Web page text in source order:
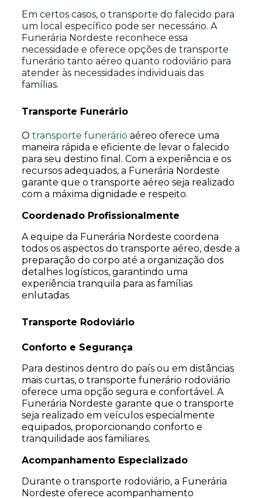
Em certos casos, o transporte do falecido para
um local específico pode ser necessário. A
Funerária Nordeste reconhece essa
necessidade e oferece opções de transporte
funerário tanto aéreo quanto rodoviário para
atender às necessidades individuais das
famílias.
Transporte Funerário
O transporte funerário aéreo oferece uma
maneira rápida e eficiente de levar o falecido
para seu destino final. Com a experiência e os
recursos adequados, a Funerária Nordeste
garante que o transporte aéreo seja realizado
com a máxima dignidade e respeito.
Coordenado Profissionalmente
A equipe da Funerária Nordeste coordena
todos os aspectos do transporte aéreo, desde a
preparação do corpo até a organização dos
detalhes logísticos, garantindo uma
experiência tranquila para as famílias
enlutadas.
Transporte Rodoviário
Conforto e Segurança
Para destinos dentro do país ou em distâncias
mais curtas, o transporte funerário rodoviário
oferece uma opção segura e confortável. A
Funerária Nordeste garante que o transporte
seja realizado em veículos especialmente
equipados, proporcionando conforto e
tranquilidade aos familiares.
Acompanhamento Especializado
Durante o transporte rodoviário, a Funerária
Nordeste oferece acompanhamento